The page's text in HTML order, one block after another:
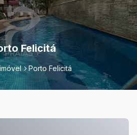
Felicitá
Porto Felicitá